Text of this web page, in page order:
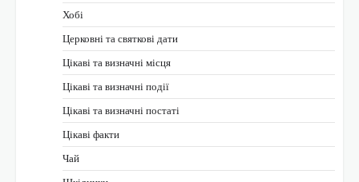
Хобі
Церковні та святкові дати
Цікаві та визначні місця
Цікаві та визначні події
Цікаві та визначні постаті
Цікаві факти
Чай